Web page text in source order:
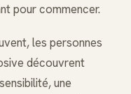
pour commencer.
les personnes
découvrent
une